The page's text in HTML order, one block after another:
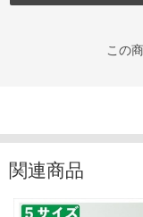
この
関連商品